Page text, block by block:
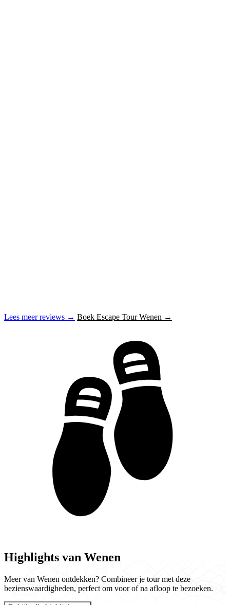
Lees meer reviews → Boek Escape Tour Wenen →
Highlights van Wenen
Meer van Wenen ontdekken? Combineer je tour met deze
bezienswaardigheden, perfect om voor of na afloop te bezoeken.